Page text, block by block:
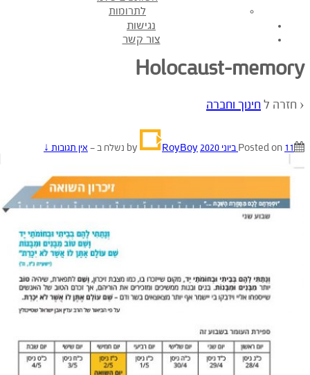
לתרומות
נגישות
צור קשר
Holocaust-
לחינוך וחברה
Posted on11 ביוני 2020 by
RoyBoy נשלח ב— אין תגובות ↓